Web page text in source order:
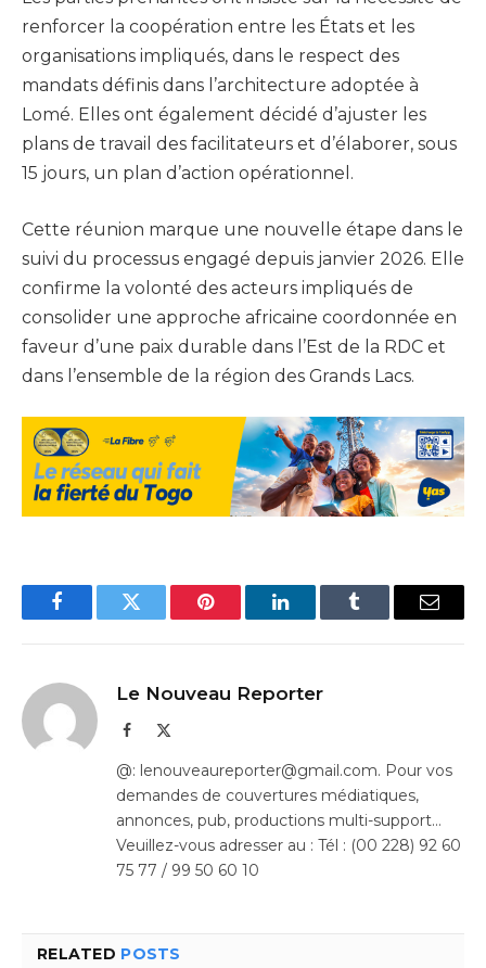
renforcer la coopération entre les États et les
organisations impliqués, dans le respect des
mandats définis dans l’architecture adoptée à
Lomé. Elles ont également décidé d’ajuster les
plans de travail des facilitateurs et d’élaborer, sous
15 jours, un plan d’action opérationnel.
Cette réunion marque une nouvelle étape dans le
suivi du processus engagé depuis janvier 2026. Elle
confirme la volonté des acteurs impliqués de
consolider une approche africaine coordonnée en
faveur d’une paix durable dans l’Est de la RDC et
dans l’ensemble de la région des Grands Lacs.
FacebookTwitter Pinterest LinkedInTumblr Email
Le Nouveau Reporter
Facebook
@: lenouveaureporter@gmail.com. Pour vos
demandes de couvertures médiatiques,
annonces, pub, productions multi-support…
Veuillez-vous adresser au : Tél : (00 228) 92 60
75 77 / 99 50 60 10
RELATED POSTS